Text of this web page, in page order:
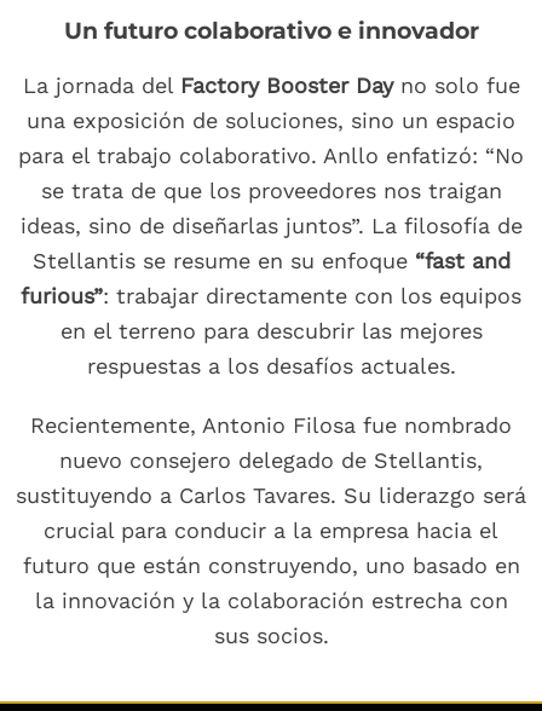
Un futuro colaborativo e innovador
La jornada del Factory Booster Dayno solo fue
una exposición de soluciones, sino un espacio
para el trabajo colaborativo. Anllo enfatizó: “No
se trata de que los proveedores nos traigan
ideas, sino de diseñarlas juntos”. La filosofía de
Stellantis se resume en su enfoque “fast and
furious”: trabajar directamente con los equipos
en el terreno para descubrir las mejores
respuestas a los desafíos actuales.
Recientemente, Antonio Filosa fue nombrado
nuevo consejero delegado de Stellantis,
sustituyendo a Carlos Tavares. Su liderazgo será
crucial para conducir a la empresa hacia el
futuro que están construyendo, uno basado en
la innovación y la colaboración estrecha con
sus socios.